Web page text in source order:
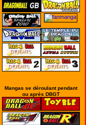
Mangas se déroulant pendant
ou après DBGT